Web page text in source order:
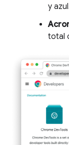
y
total